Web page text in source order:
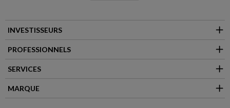
INVESTISSEURS
PROFESSIONNELS
SERVICES
MARQUE